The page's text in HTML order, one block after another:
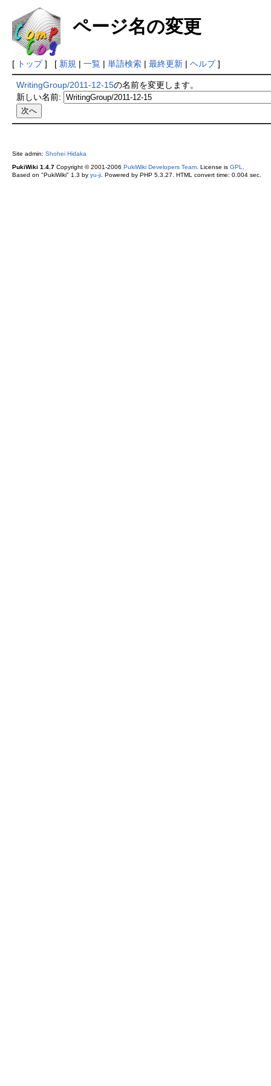
ページ名の変更
[ トップ] [ 新規 | 一覧| 単語検索| 最終更新| ヘルプ]
WritingGroup/2011-12-15の名前を変更します。
新しい名前:
Site admin: Shohei Hidaka
PukiWiki 1.4.7Copyright © 2001-2006 PukiWiki Developers Team. License is GPL
Based on "PukiWiki" 1.3 by yu-ji. Powered by PHP 5.3.27. HTML convert time: 0.004 sec.